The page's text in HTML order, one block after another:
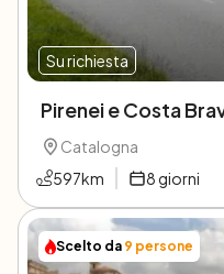
Su richiesta
Pirenei e Costa
Catalogna
597km 8giorni
Scelto da 9 persone